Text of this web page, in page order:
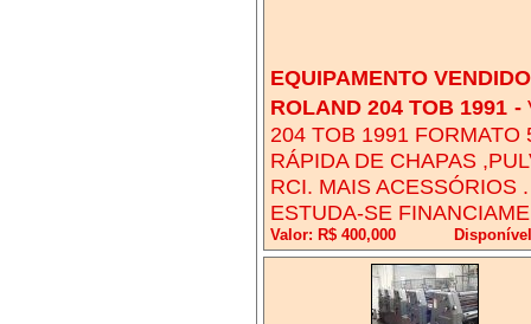
EQUIPAMENTO
ROLAND 204 TOB 1991 -
204 TOB 1991 FORMATO
RÁPIDA DE CHAPAS
RCI. MAIS ACESSÓRIOS
ESTUDA-SE
Valor: R$ 400,000